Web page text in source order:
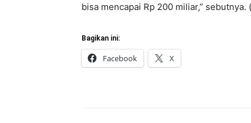
bisa mencapai Rp 200 miliar,” sebutnya.
Bagikan ini:
Facebook X